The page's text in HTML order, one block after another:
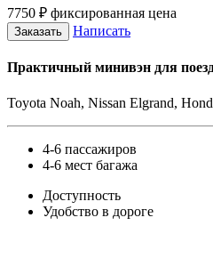
7750 ₽ фиксированная цена
Заказать Написать
Практичный минивэн для
Toyota Noah, Nissan Elgrand,
4-6 пассажиров
4-6 мест багажа
Доступность
Удобство в дороге